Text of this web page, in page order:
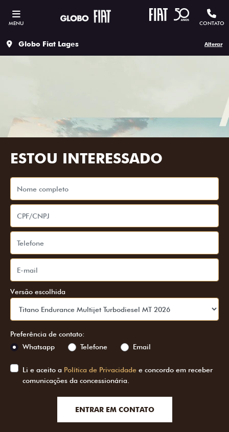
MENU CONTATO
Globo Fiat Lages Alterar
ESTOU INTERESSADO
Versão escolhida
Preferência de contato:
Whatsapp
Telefone Email
Li e aceito a Política de Privacidade e concordo em receber
comunicações da concessionária.
ENTRAR EM CONTATO